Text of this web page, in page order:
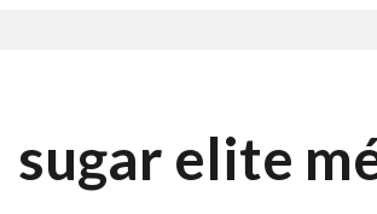
sugar elite